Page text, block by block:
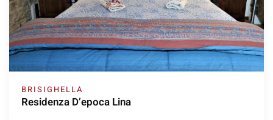
BRISIGHELLA
Residenza D’epoca Lina